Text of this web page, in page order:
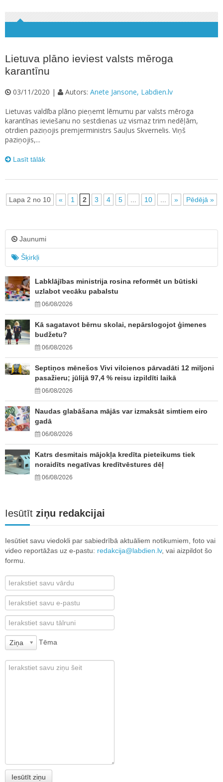
Lietuva plāno ieviest valsts mēroga
karantīnu
03/11/2020 | Autors: Anete Jansone, Labdien.lv
Lietuvas valdība plāno pieņemt lēmumu par valsts mēroga
karantīnas ieviešanu no sestdienas uz vismaz trim nedēļām,
otrdien paziņojis premjerministrs Sauļus Skvernelis. Viņš
paziņojis,...
Lasīt tālāk
Lapa 2 no 10 « 1 2 3 4 5 10 » Pēdējā »
Jaunumi
Šķirkļi
Labklājības ministrija rosina reformēt un būtiski
uzlabot vecāku pabalstu
06/08/2026
Kā sagatavot bērnu skolai, nepārslogojot ģimenes
budžetu?
06/08/2026
Septiņos mēnešos Vivi vilcienos pārvadāti 12 miljoni
pasažieru; jūlijā 97,4 % reisu izpildīti laikā
06/08/2026
Naudas glabāšana mājās var izmaksāt simtiem eiro
gadā
06/08/2026
Katrs desmitais mājokļa kredīta pieteikums tiek
noraidīts negatīvas kredītvēstures dēļ
06/08/2026
Iesūtīt ziņu redakcijai
Iesūtiet savu viedokli par sabiedrībā aktuāliem notikumiem, foto vai
video reportāžas uz e-pastu: redakcija@labdien.lv, vai aizpildot šo
formu.
Ziņa Tēma